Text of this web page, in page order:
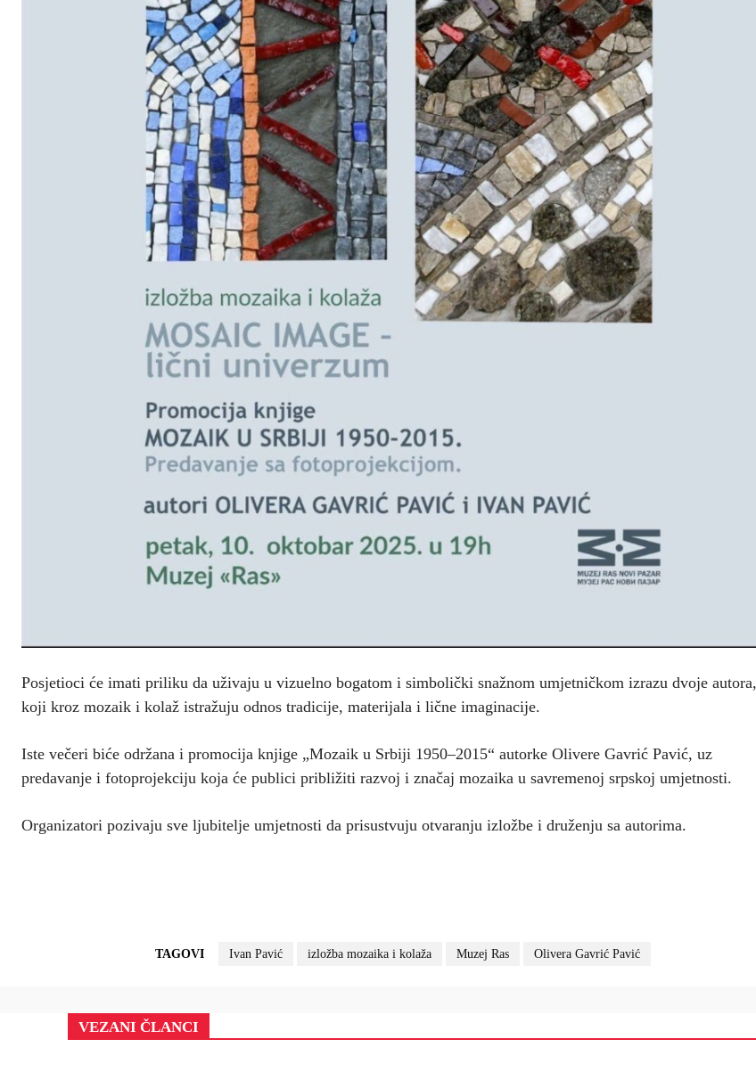
Posjetioci će imati priliku da uživaju u vizuelno bogatom i simbolički snažnom umjetničkom izrazu dvoje autora,
koji kroz mozaik i kolaž istražuju odnos tradicije, materijala i lične imaginacije.
Iste večeri biće održana i promocija knjige „Mozaik u Srbiji 1950–2015“ autorke Olivere Gavrić Pavić, uz
predavanje i fotoprojekciju koja će publici približiti razvoj i značaj mozaika u savremenoj srpskoj umjetnosti.
Organizatori pozivaju sve ljubitelje umjetnosti da prisustvuju otvaranju izložbe i druženju sa autorima.
TAGOVI Ivan Pavić izložba mozaika i kolaža Muzej Ras Olivera Gavrić Pavić
VEZANI ČLANCI